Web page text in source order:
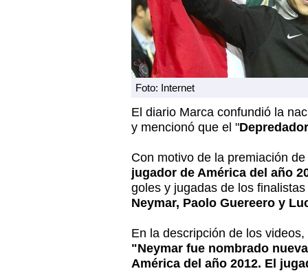
Foto: Internet
El diario Marca confundió la
y mencionó que el "Depredador
Con motivo de la premiación
jugador de América del año
goles y jugadas de los
Neymar, Paolo Guereero y
En la descripción de los
"Neymar fue nombrado
América del año 2012. El